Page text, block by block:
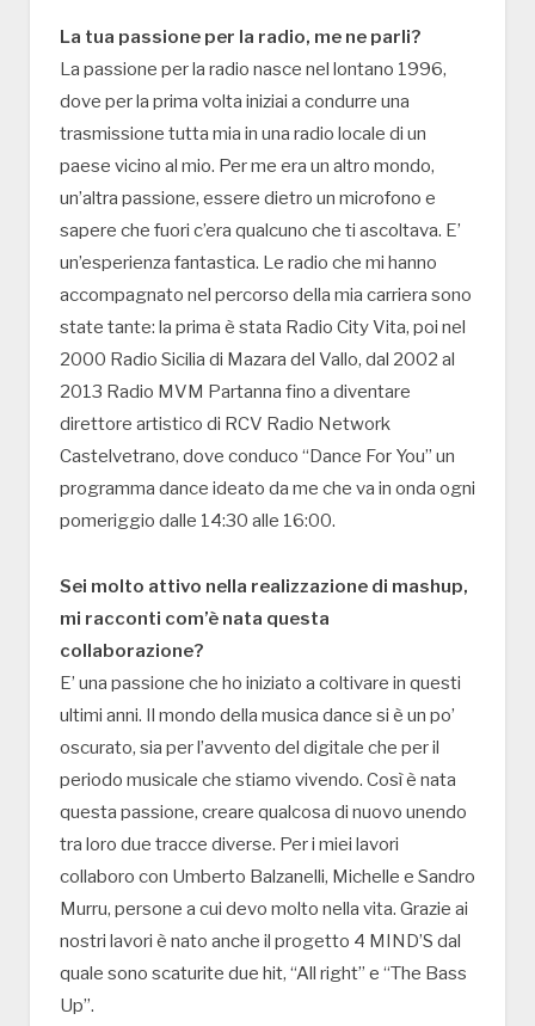
La tua passione per la radio, me ne parli?
La passione per la radio nasce nel lontano 1996,
dove per la prima volta iniziai a condurre una
trasmissione tutta mia in una radio locale di un
paese vicino al mio. Per me era un altro mondo,
un’altra passione, essere dietro un microfono e
sapere che fuori c’era qualcuno che ti ascoltava. E’
un’esperienza fantastica. Le radio che mi hanno
accompagnato nel percorso della mia carriera sono
state tante: la prima è stata Radio City Vita, poi nel
2000 Radio Sicilia di Mazara del Vallo, dal 2002 al
2013 Radio MVM Partanna fino a diventare
direttore artistico di RCV Radio Network
Castelvetrano, dove conduco “Dance For You” un
programma dance ideato da me che va in onda ogni
pomeriggio dalle 14:30 alle 16:00.
Sei molto attivo nella realizzazione di mashup,
mi racconti com’è nata questa
collaborazione?
E’ una passione che ho iniziato a coltivare in questi
ultimi anni. Il mondo della musica dance si è un po’
oscurato, sia per l’avvento del digitale che per il
periodo musicale che stiamo vivendo. Così è nata
questa passione, creare qualcosa di nuovo unendo
tra loro due tracce diverse. Per i miei lavori
collaboro con Umberto Balzanelli, Michelle e Sandro
Murru, persone a cui devo molto nella vita. Grazie ai
nostri lavori è nato anche il progetto 4 MIND’S dal
quale sono scaturite due hit, “All right” e “The Bass
Up”.